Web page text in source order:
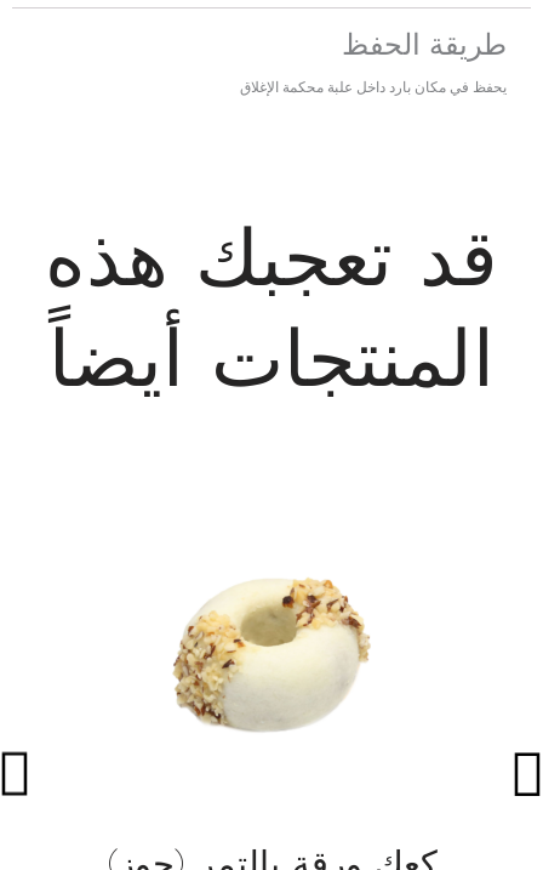
طريقة الحفظ
يحفظ في مكان بارد داخل علبة محكمة الإغلاق
قد تعجبك هذه
المنتجات أيضاً